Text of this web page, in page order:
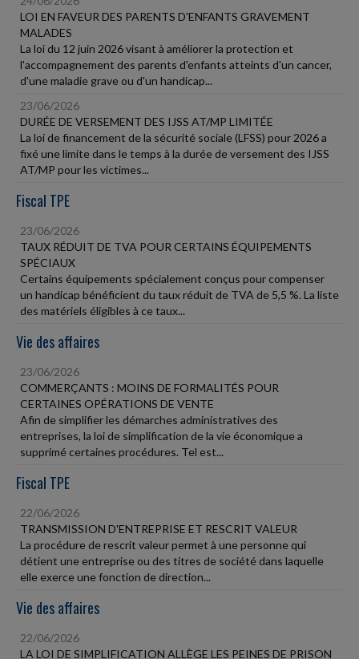
LOI EN FAVEUR DES PARENTS D'ENFANTS GRAVEMENT
MALADES
La loi du 12 juin 2026 visant à améliorer la protection et
l'accompagnement des parents d'enfants atteints d'un cancer,
d'une maladie grave ou d'un handicap...
23/06/2026
DURÉE DE VERSEMENT DES IJSS AT/MP LIMITÉE
La loi de financement de la sécurité sociale (LFSS) pour 2026 a
fixé une limite dans le temps à la durée de versement des IJSS
AT/MP pour les victimes...
Fiscal TPE
23/06/2026
TAUX RÉDUIT DE TVA POUR CERTAINS ÉQUIPEMENTS
SPÉCIAUX
Certains équipements spécialement conçus pour compenser
un handicap bénéficient du taux réduit de TVA de 5,5 %. La liste
des matériels éligibles à ce taux...
Vie des affaires
23/06/2026
COMMERÇANTS : MOINS DE FORMALITÉS POUR
CERTAINES OPÉRATIONS DE VENTE
Afin de simplifier les démarches administratives des
entreprises, la loi de simplification de la vie économique a
supprimé certaines procédures. Tel est...
Fiscal TPE
22/06/2026
TRANSMISSION D'ENTREPRISE ET RESCRIT VALEUR
La procédure de rescrit valeur permet à une personne qui
détient une entreprise ou des titres de société dans laquelle
elle exerce une fonction de direction...
Vie des affaires
22/06/2026
LA LOI DE SIMPLIFICATION ALLÈGE LES PEINES DE PRISON